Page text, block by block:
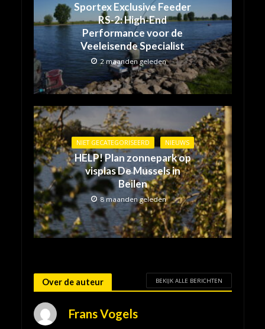
Sportex Exclusive Feeder
RS-2: High-End
Performance voor de
Veeleisende Specialist
2 maanden geleden
NIET GECATEGORISEERD NIEUWS
HELP! Plan zonnepark op
visplas De Mussels in
Beilen
8 maanden geleden
Over de auteur BEKIJK ALLE BERICHTEN
Frans Vogels